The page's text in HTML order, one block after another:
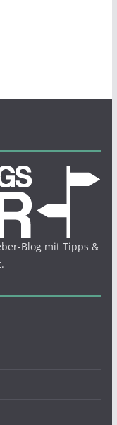
Blog mit Tipps &